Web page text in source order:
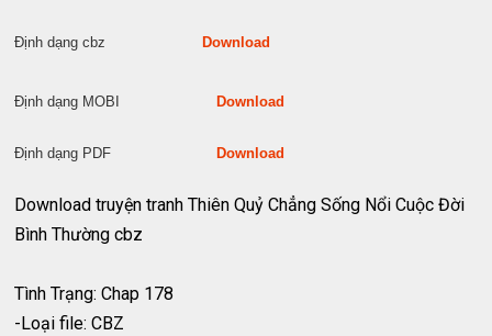
Định dạng cbzDownload
Định dạng MOBIDownload
Định dạng PDFDownload
Download truyện tranh Thiên Quỷ Chẳng Sống Nổi Cuộc Đời
Bình Thường cbz
Tình Trạng: Chap 178
-Loại file: CBZ